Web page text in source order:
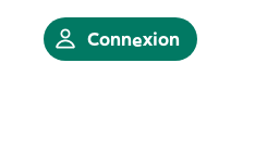
Connexion